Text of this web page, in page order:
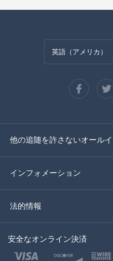
英語（アメリカ）
スペイン語
ドイツ語
イタリア語
トルコ語
他の追随を許さないオール
インフォメーション
法的情報
安全なオンライン決済